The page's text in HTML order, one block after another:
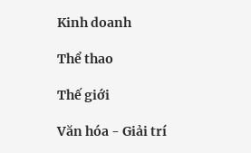
Kinh doanh
Thể thao
Thế giới
Văn hóa - Giải trí